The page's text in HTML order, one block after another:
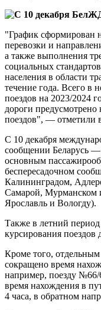
"График сформирован
перевозки и
а также выполнения
социальных
населения в области
течение года. Всего в
поездов на 2023/2024
дороги
поездов", — отметили
С 10 декабря
сообщении Беларусь —
основным
беспересадочном
Калининградом,
Самарой, Мурманском
Ярославль и Вологду).
Также в летний
курсирования
Кроме того,
сокращено время
например, поезду
время нахождения в
4 часа, в обратном